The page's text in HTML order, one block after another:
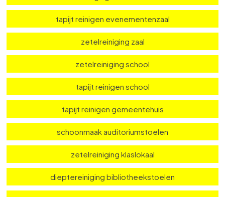
theaterstoelen reinigen
zetelreiniging theater
zetelreiniging cultuurcentrum
tapijt reinigen evenementenzaal
zetelreiniging zaal
zetelreiniging school
tapijt reinigen school
tapijt reinigen gemeentehuis
schoonmaak auditoriumstoelen